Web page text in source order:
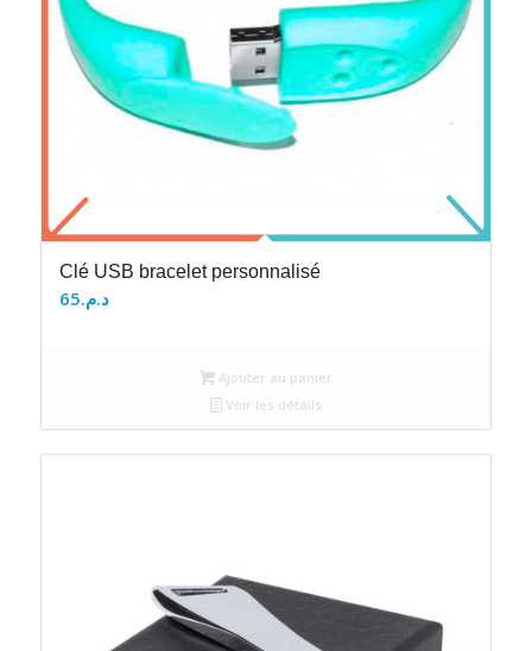
Clé USB bracelet personnalisé
د.م.65
Ajouter au panier
Voir les détails